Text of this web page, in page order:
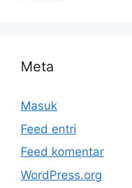
Meta
Masuk
Feed entri
Feed komentar
WordPress.org